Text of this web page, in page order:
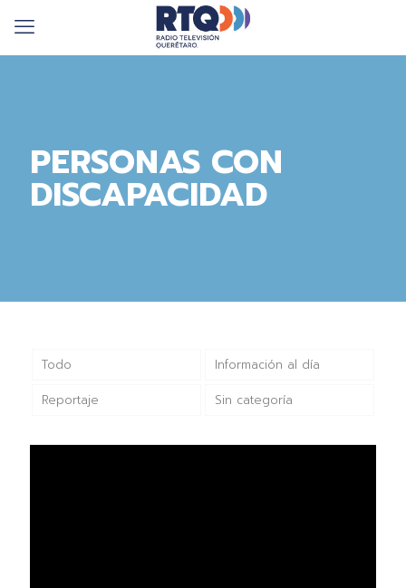
PERSONAS CON
DISCAPACIDAD
Todo Información al día
Reportaje Sin categoría